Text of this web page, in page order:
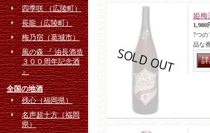
四季咲 （広陵町）
長龍（広陵町）
梅乃宿（葛城市）
⾵の森 『 油⻑酒造
３００周年記念酒
』
全国の地酒
残心（福岡県）
名声超十方（福岡
県）
姫
1,980
7つの
品な